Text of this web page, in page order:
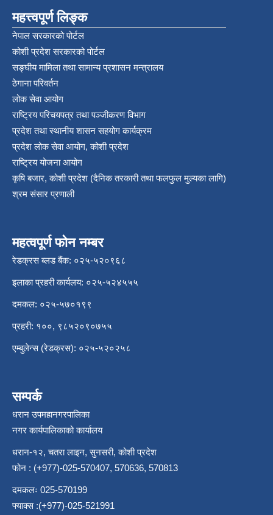
महत्त्वपूर्ण लिङ्क
नेपाल सरकारको पोर्टल
कोशी प्रदेश सरकारको पोर्टल
सङ्‍घीय मामिला तथा सामान्य प्रशासन मन्त्रालय
ठेगाना परिवर्तन
लोक सेवा आयोग
राष्ट्रिय परिचयपत्र तथा पञ्‍जीकरण विभाग
प्रदेश तथा स्थानीय शासन सहयोग कार्यक्रम
प्रदेश लोक सेवा आयोग, कोशी प्रदेश
राष्ट्रिय योजना आयोग
कृषि बजार, कोशी प्रदेश (दैनिक तरकारी तथा फलफुल मुल्यका लागि)
श्रम संसार प्रणाली
महत्वपूर्ण फोन नम्बर
रेडक्रस ब्लड बैंक: ०२५-५२०९६८
इलाका प्रहरी कार्यलय: ०२५-५२४५५५
दमकल: ०२५-५७०१९९
प्रहरी: १००, ९८५२०९०७५५
एम्बुलेन्स (रेडक्रस): ०२५-५२०२५८
सम्पर्क
धरान उपमहानगरपालिका
नगर कार्यपालिकाको कार्यालय
धरान-१२, चतरा लाइन, सुनसरी, कोशी प्रदेश
फोन : (+977)-025-570407, 570636, 570813
दमकलः 025-570199
फ्याक्स :(+977)-025-521991